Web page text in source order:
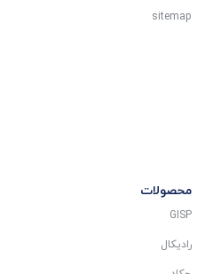
sitemap
محصولات
GISP
رادیکال